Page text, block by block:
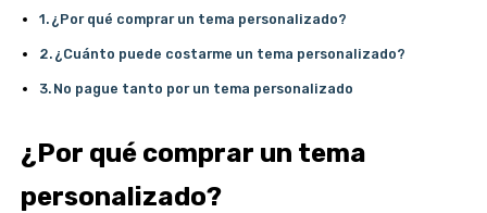
¿Por qué comprar un tema personalizado?
¿Cuánto puede costarme un tema personalizado?
No pague tanto por un tema personalizado
¿Por qué comprar un tema
personalizado?